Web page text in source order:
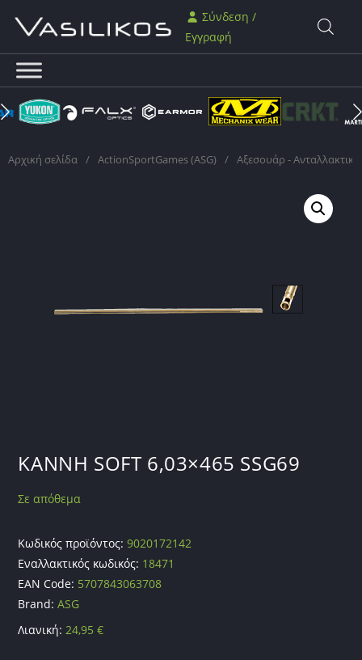
Σύνδεση /
Εγγραφή
Αρχική σελίδα / ActionSportGames (ASG) / Αξεσουάρ - Ανταλλακτικά
ΚΑΝΝΗ SOFT 6,03×465 SSG69
Σε απόθεμα
Κωδικός προϊόντος:9020172142
Εναλλακτικός κωδικός: 18471
EAN Code: 5707843063708
Brand:ASG
Λιανική:24,95€